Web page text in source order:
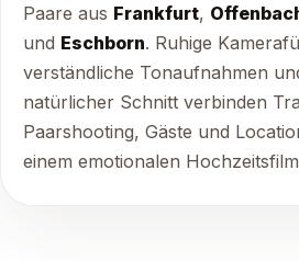
Paare aus Frankfurt,
und Eschborn. Ruhige
verständliche Tonaufnahmen
natürlicher Schnitt verbinden
Paarshooting, Gäste und
einem emotionalen